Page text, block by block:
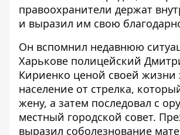
правоохранители держат
и выразил им свою
Он вспомнил недавнюю
Харькове полицейский
Кириенко ценой своей
население от стрелка,
жену, а затем последовал с
местный городской совет.
выразил соболезнование